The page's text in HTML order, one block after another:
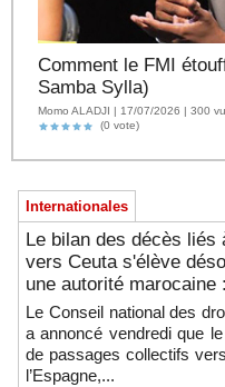
Comment le FMI
Samba Sylla)
Momo ALADJI | 17/07/2026 | 300
(0 vote)
Internationales
Le bilan des décès
vers Ceuta s'élève
une autorité marocaine :
Le Conseil national des
a annoncé vendredi que
de passages collectifs
l’Espagne,...